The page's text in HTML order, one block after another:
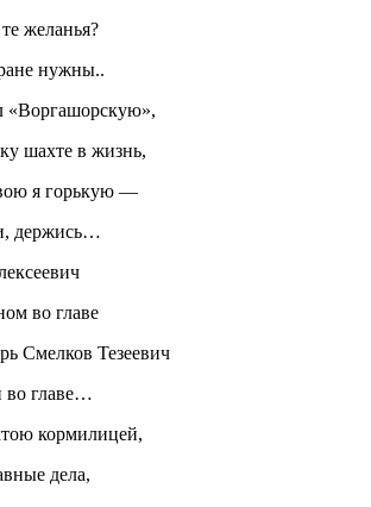
желанья?
нужны..
«Воргашорскую»,
шахте в жизнь,
я горькую —
держись…
во главе
Смелков Тезеевич
во главе…
кормилицей,
дела,